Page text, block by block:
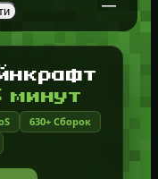
минут
630+ Сборок